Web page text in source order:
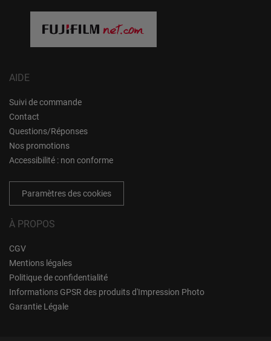
AIDE
Suivi de commande
Contact
Questions/Réponses
Nos promotions
Accessibilité : non conforme
Paramètres des cookies
À PROPOS
CGV
Mentions légales
Politique de confidentialité
Informations GPSR des produits d'Impression Photo
Garantie Légale